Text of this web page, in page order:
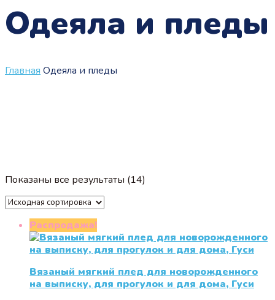
Одеяла и пледы
Главная Одеяла и пледы
Показаны все результаты (14)
Распродажа!
Вязаный мягкий плед для новорожденного
на выписку, для прогулок и для дома, Гуси